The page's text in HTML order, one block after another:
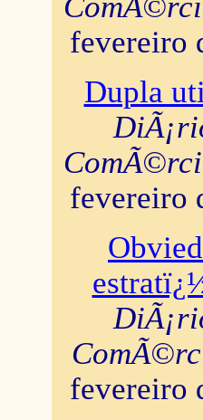
fevereiro
Dupla
fevereiro
fevereiro